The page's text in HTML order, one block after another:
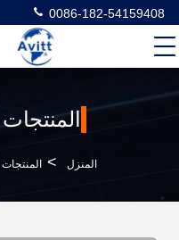
0086-182-54159408
المنتجات
المنزل > المنتجات